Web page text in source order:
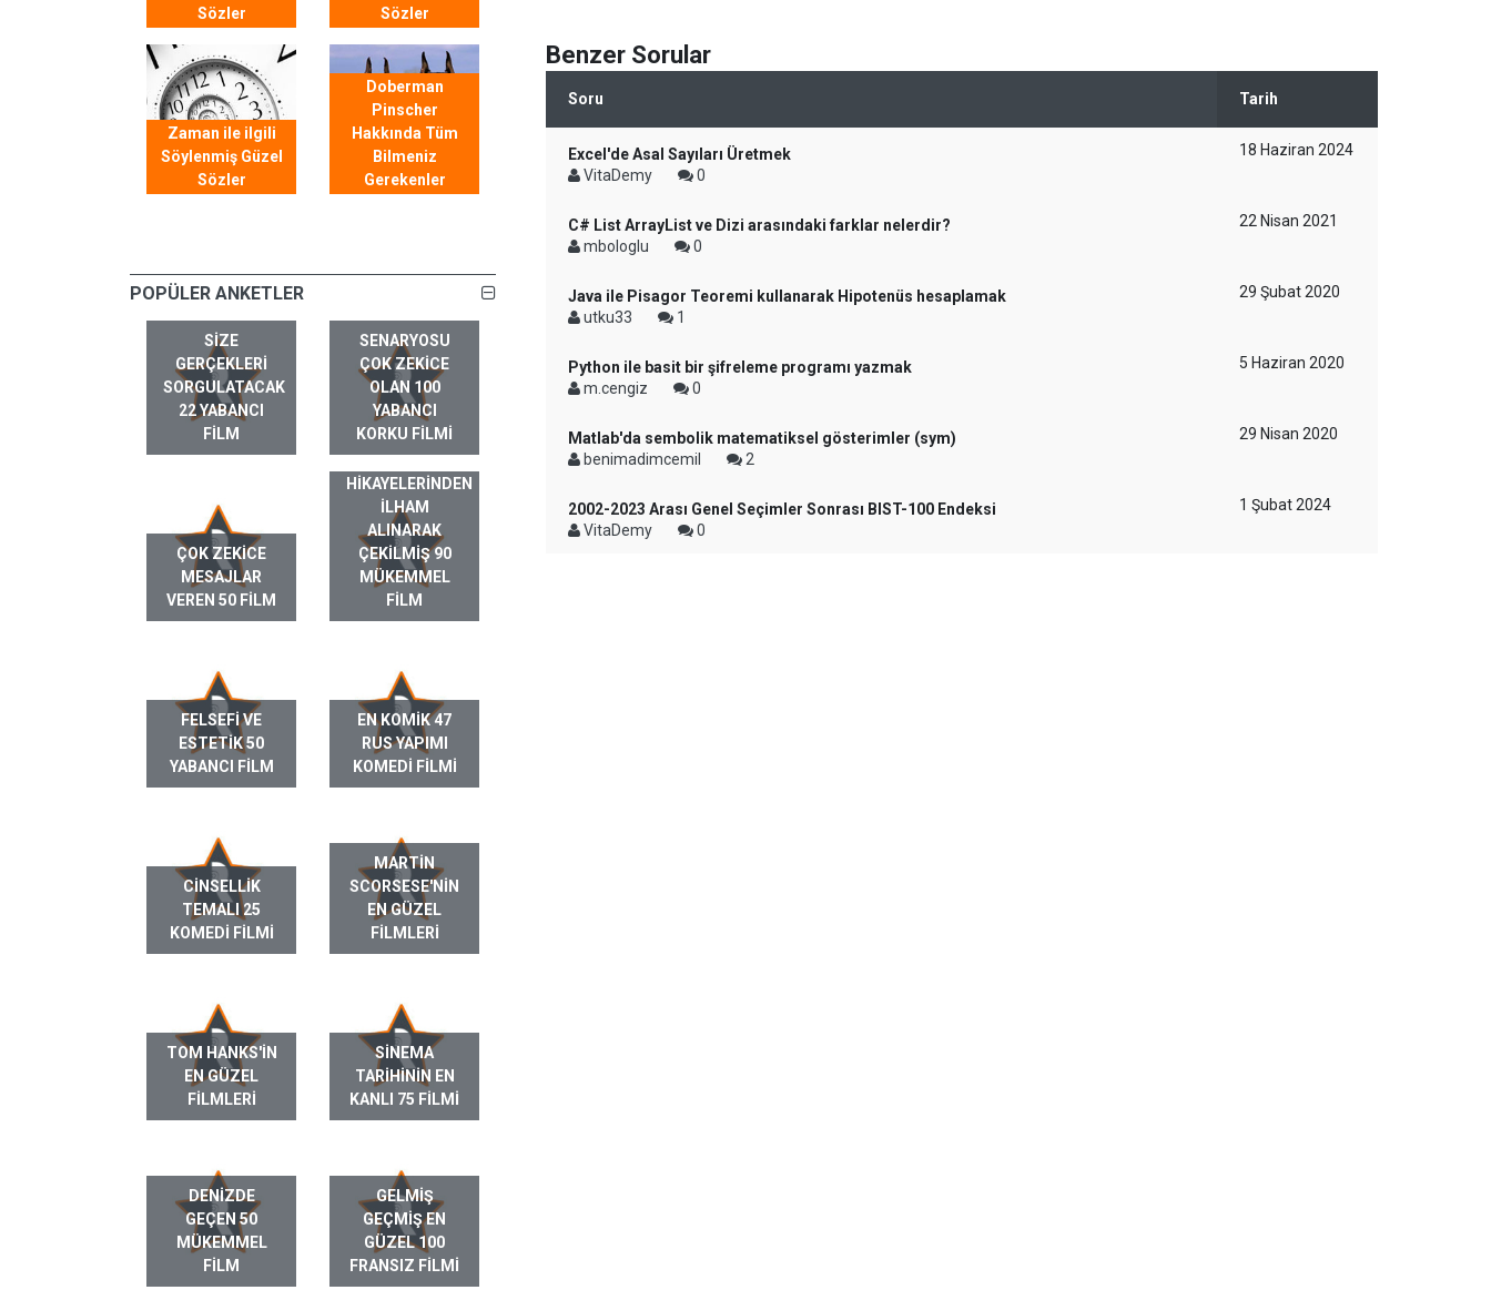
Sözler
Sözler
Zaman ile ilgili
Söylenmiş Güzel
Sözler
Doberman
Pinscher
Hakkında Tüm
Bilmeniz
Gerekenler
POPÜLER ANKETLER
SIZE
GERÇEKLERI
SORGULATACAK
22 YABANCI
FILM
SENARYOSU
ÇOK ZEKICE
OLAN 100
YABANCI
KORKU FILMI
ÇOK ZEKICE
MESAJLAR
VEREN 50 FILM
GERÇEK HAYAT
HIKAYELERINDEN
ILHAM
ALINARAK
ÇEKILMIŞ 90
MÜKEMMEL
FILM
FELSEFI VE
ESTETIK 50
YABANCI FILM
EN KOMIK 47
RUS YAPIMI
KOMEDI FILMI
CINSELLIK
TEMALI 25
KOMEDI FILMI
MARTIN
SCORSESE'NIN
EN GÜZEL
FILMLERI
TOM HANKS'IN
EN GÜZEL
FILMLERI
SINEMA
TARIHININ EN
KANLI 75 FILMI
DENIZDE
GEÇEN 50
MÜKEMMEL
FILM
GELMIŞ
GEÇMIŞ EN
GÜZEL 100
FRANSIZ FILMI
Benzer Sorular
Soru Tarih
Excel'de Asal Sayıları Üretmek
VitaDemy
0
18 Haziran 2024
C# List ArrayList ve Dizi arasındaki farklar nelerdir?
mbologlu
0
22 Nisan 2021
Java ile Pisagor Teoremi kullanarak Hipotenüs hesaplamak
utku33
1
29 Şubat 2020
Python ile basit bir şifreleme programı yazmak
m.cengiz
0
5 Haziran 2020
Matlab'da sembolik matematiksel gösterimler (sym)
benimadimcemil
2
29 Nisan 2020
2002-2023 Arası Genel Seçimler Sonrası BIST-100 Endeksi
VitaDemy
0
1 Şubat 2024